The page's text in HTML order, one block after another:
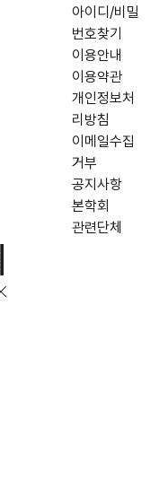
아이디/비밀
번호찾기
이용안내
이용약관
개인정보처
리방침
이메일수집
거부
공지사항
본학회
관련단체